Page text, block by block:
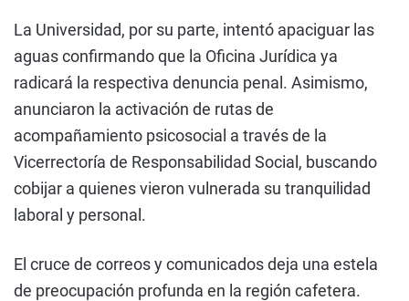
La Universidad, por su parte, intentó apaciguar las
aguas confirmando que la Oficina Jurídica ya
radicará la respectiva denuncia penal. Asimismo,
anunciaron la activación de rutas de
acompañamiento psicosocial a través de la
Vicerrectoría de Responsabilidad Social, buscando
cobijar a quienes vieron vulnerada su tranquilidad
laboral y personal.
El cruce de correos y comunicados deja una estela
de preocupación profunda en la región cafetera.